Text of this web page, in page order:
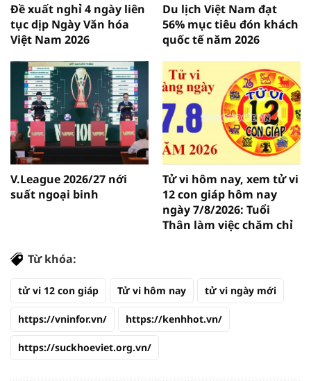
Đề xuất nghỉ 4 ngày liên
tục dịp Ngày Văn hóa
Việt Nam 2026
Du lịch Việt Nam đạt
56% mục tiêu đón khách
quốc tế năm 2026
V.League 2026/27 nới
suất ngoại binh
Tử vi hôm nay, xem tử vi
12 con giáp hôm nay
ngày 7/8/2026: Tuổi
Thân làm việc chăm chỉ
Từ khóa:
tử vi 12 con giáp Tử vi hôm nay tử vi ngày mới
https://vninfor.vn/ https://kenhhot.vn/
https://suckhoeviet.org.vn/